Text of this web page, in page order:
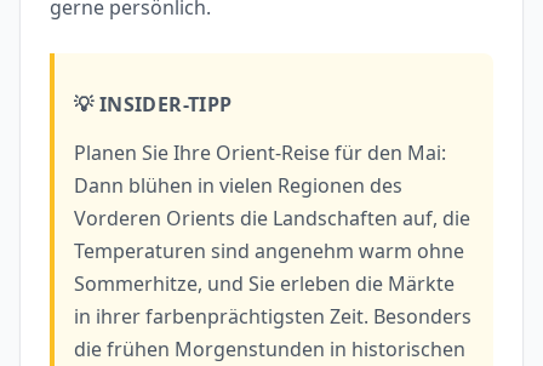
gerne persönlich.
💡 INSIDER-TIPP
Planen Sie Ihre Orient-Reise für den Mai:
Dann blühen in vielen Regionen des
Vorderen Orients die Landschaften auf, die
Temperaturen sind angenehm warm ohne
Sommerhitze, und Sie erleben die Märkte
in ihrer farbenprächtigsten Zeit. Besonders
die frühen Morgenstunden in historischen